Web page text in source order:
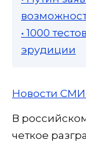
• 1000
эрудиции
Новости
В
четкое